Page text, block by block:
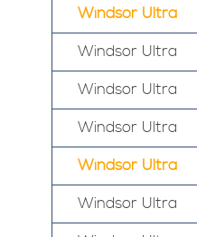
Windsor Ultra
Windsor Ultra
Windsor Ultra
Windsor Ultra
Windsor Ultra
Windsor Ultra